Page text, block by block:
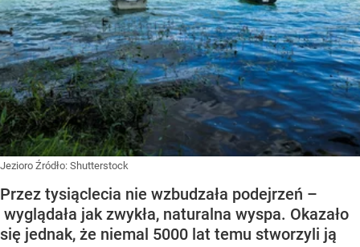
Jezioro Źródło: Shutterstock
Przez tysiąclecia nie wzbudzała podejrzeń –
wyglądała jak zwykła, naturalna wyspa. Okazało
się jednak, że niemal 5000 lat temu stworzyli ją